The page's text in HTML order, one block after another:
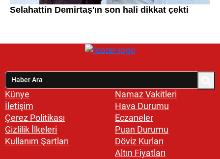
Künye
İletişim
Çerez Politikası
Gizlilik İlkeleri
Kullanım Şartları
Namaz Vakitleri
Hava Durumu
Eczaneler
Puan Durumu
Döviz Kurları
Altın Fiyatları